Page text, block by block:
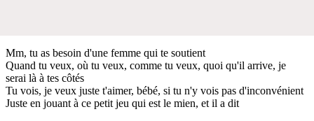
Mm, tu as besoin d'une femme qui te soutient
Quand tu veux, où tu veux, comme tu veux, quoi qu'il arrive, je
serai là à tes côtés
Tu vois, je veux juste t'aimer, bébé, si tu n'y vois pas d'inconvénient
Juste en jouant à ce petit jeu qui est le mien, et il a dit